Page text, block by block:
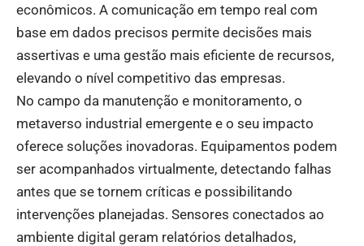
econômicos. A comunicação em tempo real com
base em dados precisos permite decisões mais
assertivas e uma gestão mais eficiente de recursos,
elevando o nível competitivo das empresas.
No campo da manutenção e monitoramento, o
metaverso industrial emergente e o seu impacto
oferece soluções inovadoras. Equipamentos podem
ser acompanhados virtualmente, detectando falhas
antes que se tornem críticas e possibilitando
intervenções planejadas. Sensores conectados ao
ambiente digital geram relatórios detalhados,